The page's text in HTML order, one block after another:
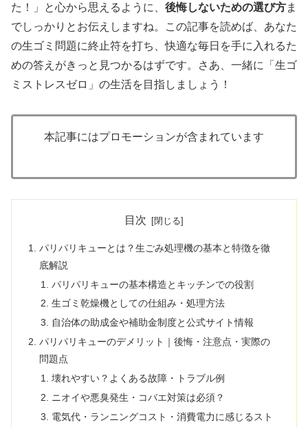
た！」と心から思えるように、 後悔しないための選び方ま
でしっかりとお伝えしますね。この記事を読めば、あなた
の生ゴミ問題に終止符を打ち、快適な毎日を手に入れるた
めの答えがきっと見つかるはずです。さあ、一緒に「生ゴ
ミストレスゼロ」の生活を目指しましょう！
本記事にはプロモーションが含まれています
目次
パリパリキューとは？生ごみ処理機の基本と特徴を徹
底解説
パリパリキューの基本構造とキッチンでの役割
生ゴミ乾燥機としての仕組み・処理方法
自治体の助成金や補助金制度と公式サイト情報
パリパリキューのデメリット｜後悔・注意点・実際の
問題点
壊れやすい？よくある故障・トラブル例
ニオイや悪臭発生・コバエ対策は必須？
電気代・ランニングコスト・消費電力に感じるスト